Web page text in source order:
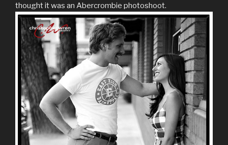
thought it was an Abercrombie photoshoot.